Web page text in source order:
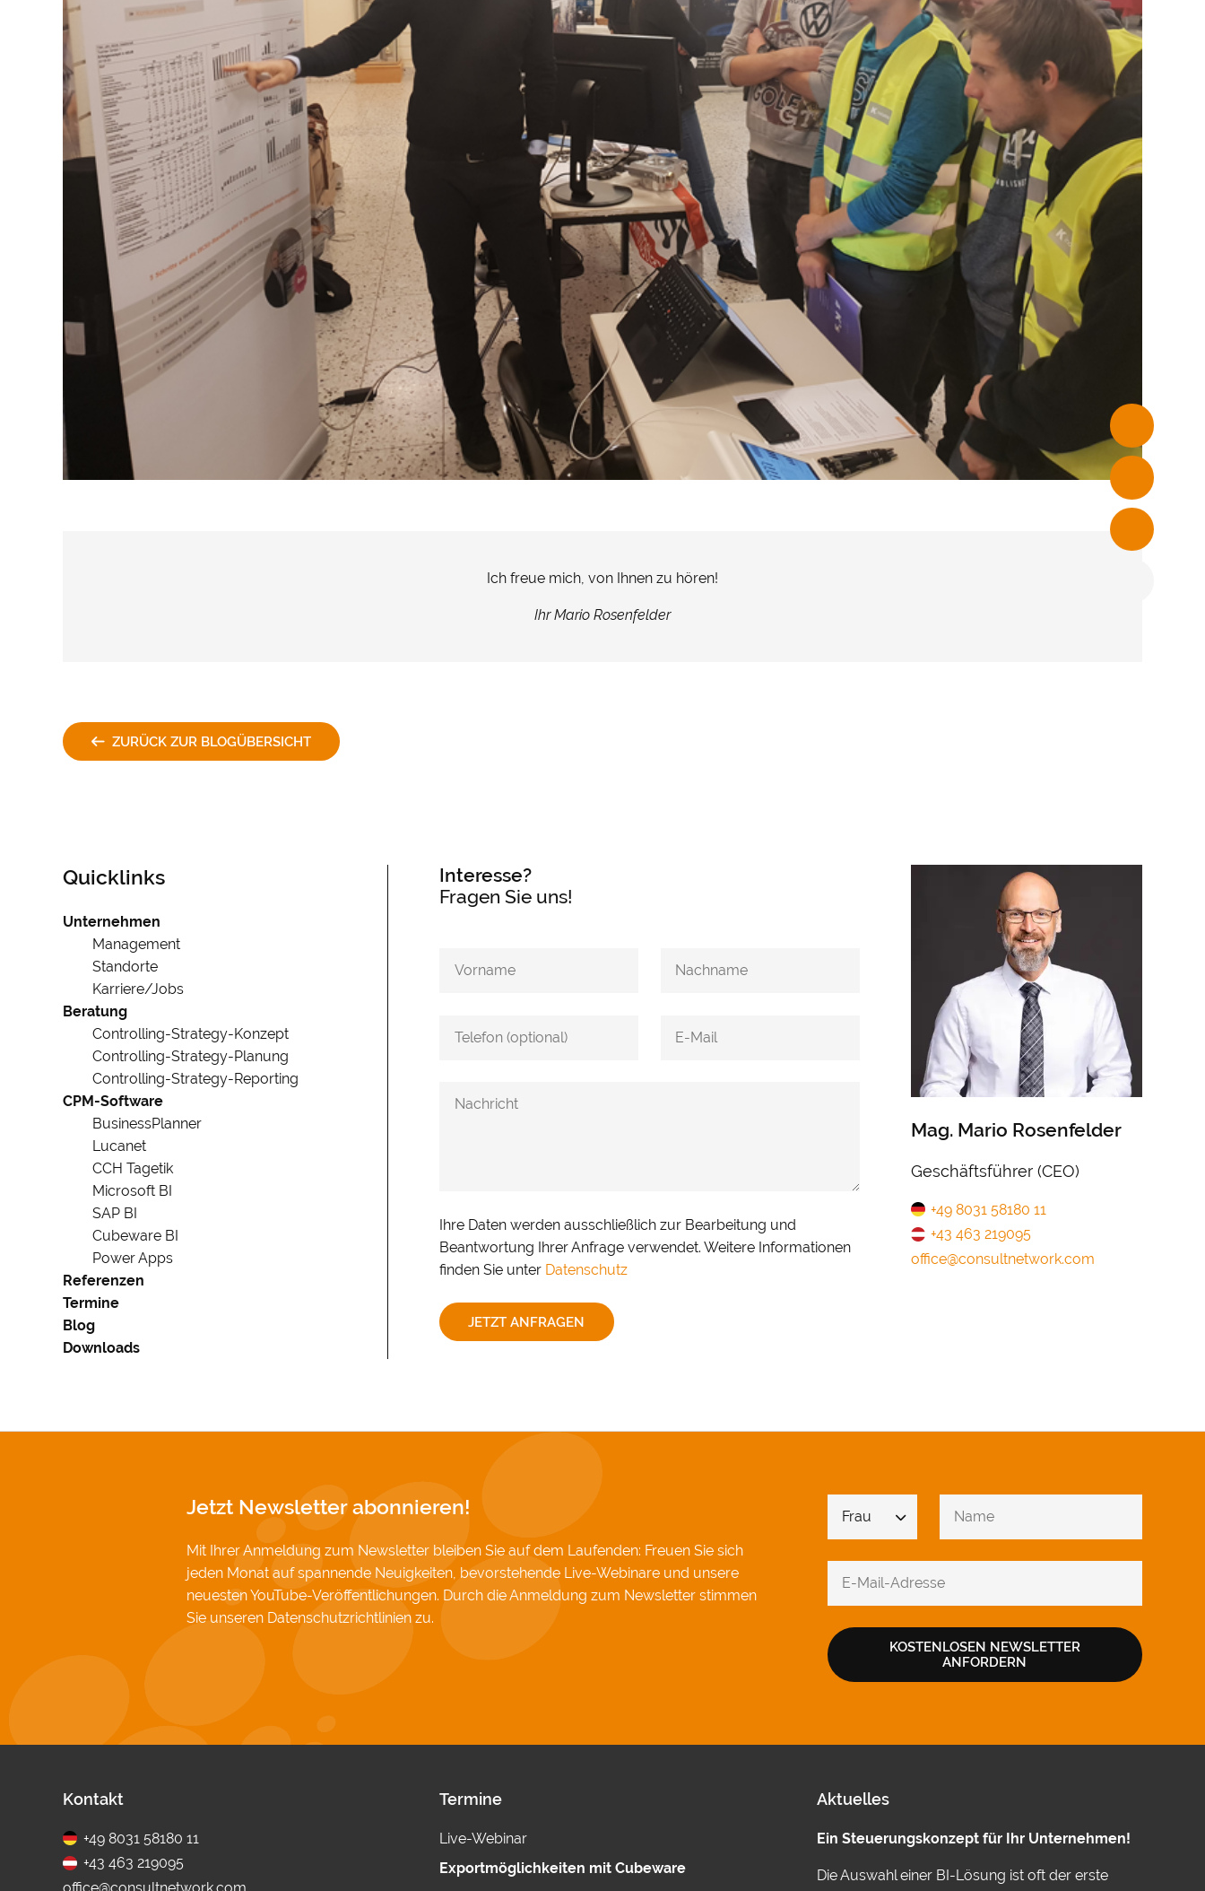
Ich freue mich, von Ihnen zu hören!
Ihr Mario Rosenfelder
ZURÜCK ZUR BLOGÜBERSICHT
Quicklinks
Navigation
überspringen
Unternehmen
Management
Standorte
Karriere/Jobs
Beratung
Controlling-Strategy-Konzept
Controlling-Strategy-Planung
Controlling-Strategy-Reporting
CPM-Software
BusinessPlanner
Lucanet
CCH Tagetik
Microsoft BI
SAP BI
Cubeware BI
Power Apps
Referenzen
Termine
Blog
Downloads
Interesse?
Fragen Sie uns!
Ihre Daten werden ausschließlich zur Bearbeitung und
Beantwortung Ihrer Anfrage verwendet. Weitere Informationen
finden Sie unter Datenschutz
JETZT ANFRAGEN
Mag. Mario Rosenfelder
Geschäftsführer (CEO)
+49 8031 58180 11
+43 463 219095
office@consultnetwork.com
Jetzt Newsletter abonnieren!
Mit Ihrer Anmeldung zum Newsletter bleiben Sie auf dem Laufenden: Freuen Sie sich
jeden Monat auf spannende Neuigkeiten, bevorstehende Live-Webinare und unsere
neuesten YouTube-Veröffentlichungen. Durch die Anmeldung zum Newsletter stimmen
Sie unseren Datenschutzrichtlinien zu.
KOSTENLOSEN NEWSLETTER
ANFORDERN
Fußbereich
Kontakt
+49 8031 58180 11
+43 463 219095
office@consultnetwork.com
Termine
Live-Webinar
Exportmöglichkeiten mit Cubeware
Aktuelles
Ein Steuerungskonzept für Ihr Unternehmen!
Die Auswahl einer BI-Lösung ist oft der erste
Cookie- & Datenschutz­einstellungen
Mit Ihrer Zustimmung möchten wir Google Analytics (anonymisierte
Besucherstatistik), Google Maps (Routenplanung) und YouTube (Videos) auf unserer
PRIVATSPHÄRE-
EINSTELLUNGEN